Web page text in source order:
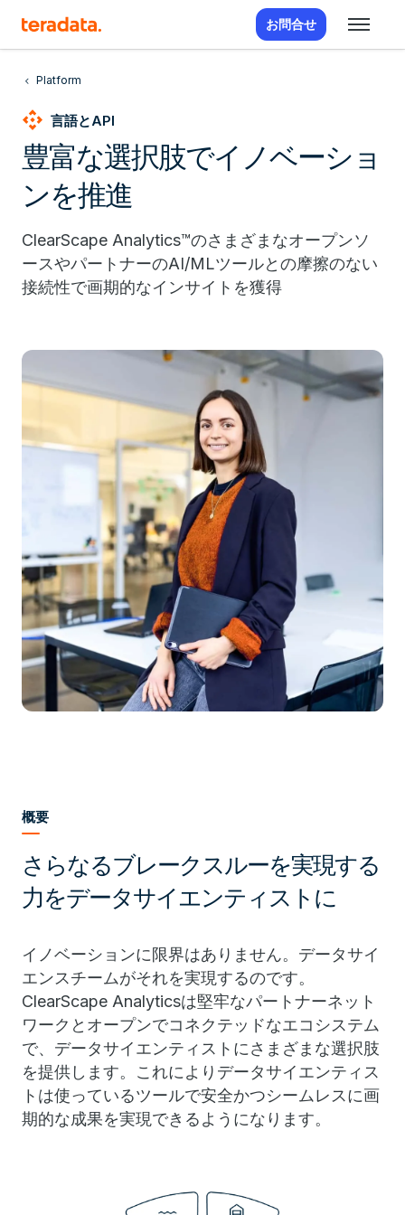
お問合せ
Platform
api 言語とAPI
豊富な選択肢でイノベーショ
ンを推進
ClearScape Analytics™のさまざまなオープンソ
ースやパートナーのAI/MLツールとの摩擦のない
接続性で画期的なインサイトを獲得
概要
さらなるブレークスルーを実現する
力をデータサイエンティストに
イノベーションに限界はありません。データサイ
エンスチームがそれを実現するのです。
ClearScape Analyticsは堅牢なパートナーネット
ワークとオープンでコネクテッドなエコシステム
で、データサイエンティストにさまざまな選択肢
を提供します。これによりデータサイエンティス
トは使っているツールで安全かつシームレスに画
期的な成果を実現できるようになります。